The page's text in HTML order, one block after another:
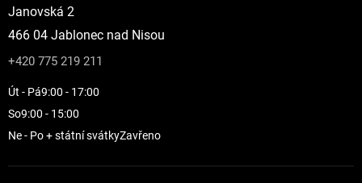
Janovská 2
466 04 Jablonec nad Nisou
+420 775 219 211
Út - Pá9:00 - 17:00
So9:00 - 15:00
Ne - Po + státní svátkyZavřeno